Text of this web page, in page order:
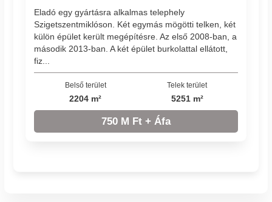
Eladó egy gyártásra alkalmas telephely
Szigetszentmiklóson. Két egymás mögötti telken, két
külön épület került megépítésre. Az első 2008-ban, a
második 2013-ban. A két épület burkolattal ellátott,
fiz...
Belső terület
2204 m²
Telek terület
5251 m²
750 M Ft + Áfa